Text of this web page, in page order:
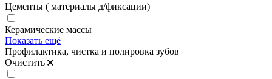
Цементы ( материалы д/фиксации)
Керамические массы
Показать ещё
Профилактика, чистка и полировка зубов
Очистить